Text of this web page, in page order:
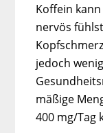
Koffein
nervös
jedoch
mäßige
400 mg/Tag